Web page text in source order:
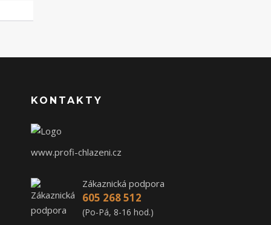
KONTAKTY
www.profi-chlazeni.cz
Zákaznická podpora
605 268 512
(Po-Pá, 8-16 hod.)